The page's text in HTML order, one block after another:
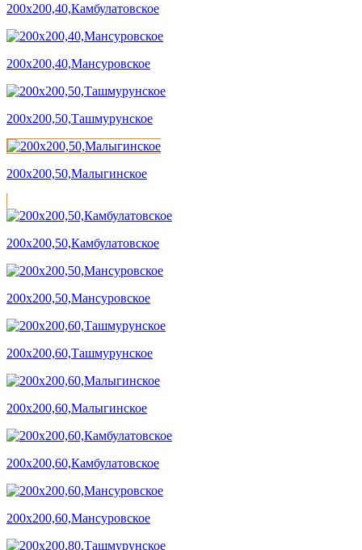
200х200,40,Камбулатовское
200х200,40,Мансуровское
200х200,50,Ташмурунское
200х200,50,Малыгинское
200х200,50,Камбулатовское
200х200,50,Мансуровское
200х200,60,Ташмурунское
200х200,60,Малыгинское
200х200,60,Камбулатовское
200х200,60,Мансуровское